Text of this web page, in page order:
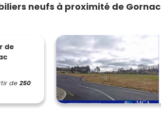
neufs à proximité de Gornac
de
de 250